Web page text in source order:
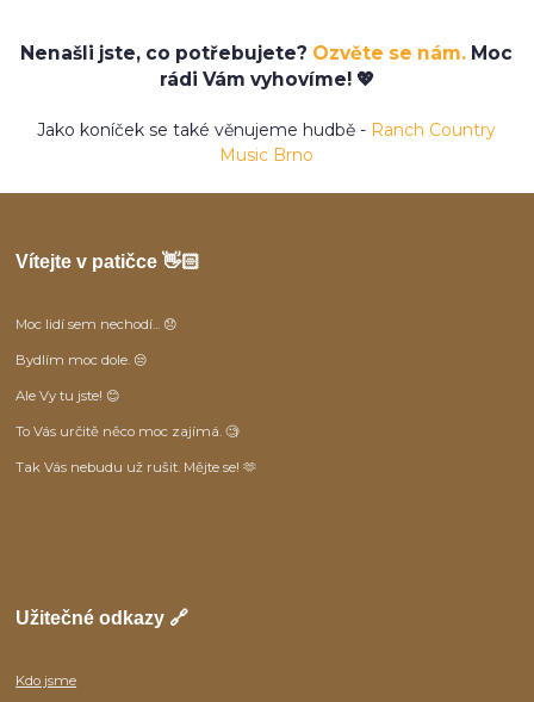
Nenašli jste, co potřebujete? Ozvěte se nám. Moc
rádi Vám vyhovíme! 💖
Jako koníček se také věnujeme hudbě - Ranch Country
Music Brno
Vítejte v patičce 👋🏻
Moc lidí sem nechodí... 😞
Bydlím moc dole. 😒
Ale Vy tu jste! 😊
To Vás určitě něco moc zajímá. 🧐
Tak Vás nebudu už rušit. Mějte se! 🫶
Užitečné odkazy 🔗
Kdo jsme